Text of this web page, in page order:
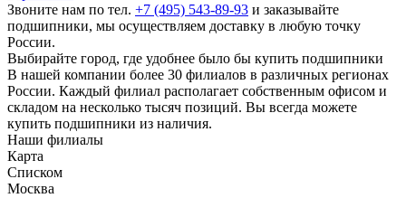
Звоните нам по тел. +7 (495) 543-89-93 и заказывайте
подшипники, мы осуществляем доставку в любую точку
России.
Выбирайте город, где удобнее было бы купить подшипники
В нашей компании более 30 филиалов в различных регионах
России. Каждый филиал располагает собственным офисом и
складом на несколько тысяч позиций. Вы всегда можете
купить подшипники из наличия.
Наши филиалы
Карта
Списком
Москва